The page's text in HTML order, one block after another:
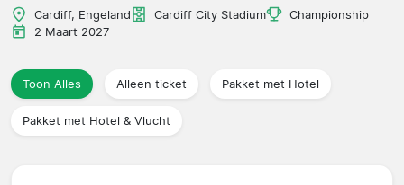
Competities
Reisorganisaties
Cardiff, Engeland Cardiff City Stadium
Championship
2 Maart 2027
Toon Alles Alleen ticket Pakket met Hotel
Pakket met Hotel & Vlucht